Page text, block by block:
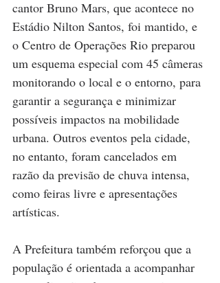
cantor Bruno Mars, que acontece no
Estádio Nilton Santos, foi mantido, e
o Centro de Operações Rio preparou
um esquema especial com 45 câmeras
monitorando o local e o entorno, para
garantir a segurança e minimizar
possíveis impactos na mobilidade
urbana. Outros eventos pela cidade,
no entanto, foram cancelados em
razão da previsão de chuva intensa,
como feiras livre e apresentações
artísticas.
A Prefeitura também reforçou que a
população é orientada a acompanhar